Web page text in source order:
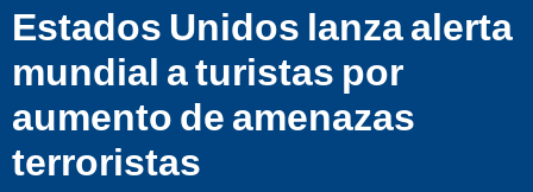
Estados Unidos lanza alerta
mundial a turistas por
aumento de amenazas
terroristas